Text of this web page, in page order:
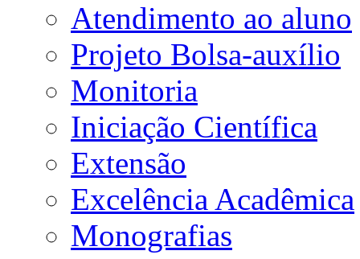
Atendimento ao aluno
Projeto Bolsa-auxílio
Monitoria
Iniciação Científica
Extensão
Excelência Acadêmica
Monografias